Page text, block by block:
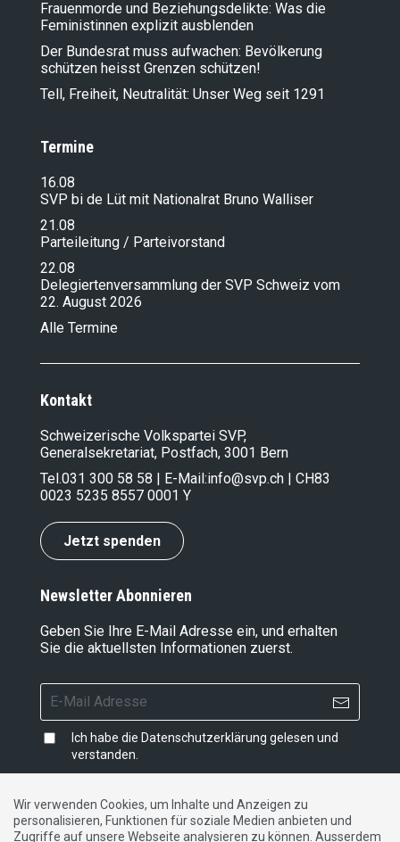
Frauenmorde und Beziehungsdelikte: Was die
Feministinnen explizit ausblenden
Der Bundesrat muss aufwachen: Bevölkerung
schützen heisst Grenzen schützen!
Tell, Freiheit, Neutralität: Unser Weg seit 1291
Termine
16.08
SVP bi de Lüt mit Nationalrat Bruno Walliser
21.08
Parteileitung / Parteivorstand
22.08
Delegiertenversammlung der SVP Schweiz vom
22. August 2026
Alle Termine
Kontakt
Schweizerische Volkspartei SVP,
Generalsekretariat, Postfach, 3001 Bern
Tel.031 300 58 58 | E-Mail:info@svp.ch | CH83
0023 5235 8557 0001 Y
Jetzt spenden
Newsletter Abonnieren
Geben Sie Ihre E-Mail Adresse ein, und erhalten
Sie die aktuellsten Informationen zuerst.
Ich habe die Datenschutzerklärung gelesen und
verstanden.
Impressum|Datenschutzerklärung|Kontakt
Wir verwenden Cookies, um Inhalte und Anzeigen zu
personalisieren, Funktionen für soziale Medien anbieten und
Zugriffe auf unsere Webseite analysieren zu können. Ausserdem